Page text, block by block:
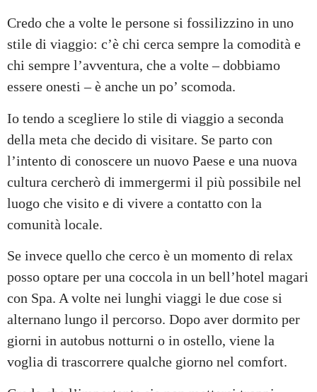
Credo che a volte le persone si fossilizzino in uno
stile di viaggio: c’è chi cerca sempre la comodità e
chi sempre l’avventura, che a volte – dobbiamo
essere onesti – è anche un po’ scomoda.
Io tendo a scegliere lo stile di viaggio a seconda
della meta che decido di visitare. Se parto con
l’intento di conoscere un nuovo Paese e una nuova
cultura cercherò di immergermi il più possibile nel
luogo che visito e di vivere a contatto con la
comunità locale.
Se invece quello che cerco è un momento di relax
posso optare per una coccola in un bell’hotel magari
con Spa. A volte nei lunghi viaggi le due cose si
alternano lungo il percorso. Dopo aver dormito per
giorni in autobus notturni o in ostello, viene la
voglia di trascorrere qualche giorno nel comfort.